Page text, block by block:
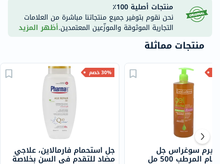
منتجات أصلية 100٪
نحن نقوم بتوفير جميع منتجاتنا مباشرة من العلامات
التجارية الموثوقة والموزّعين المعتمدين.أظهر المزيد
منتجات مماثلة
30% خصم
جل استحمام فارمالاين، علاجي
مضاد للتقدم في السن بخلاصة
سوغراس جل
الاستحمام المرطب 500 مل